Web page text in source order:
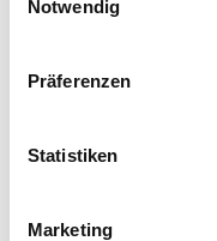
Notwendig
Präferenzen
Statistiken
Marketing